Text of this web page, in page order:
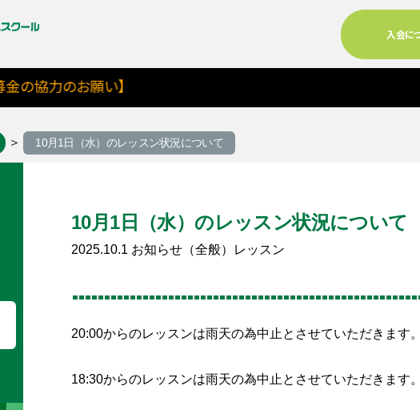
入会に
協力のお願い】
10月1日（水）のレッスン状況について
10月1日（水）のレッスン状況について
2025.10.1 お知らせ（全般） レッスン
20:00からのレッスンは雨天の為中止とさせていただきます
18:30からのレッスンは雨天の為中止とさせていただきます